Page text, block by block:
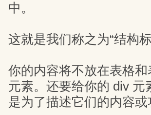
中。
这就是我们称之为“结构
你的内容将不放在表格
元素。还要给你的 div
是为了描述它们的内容